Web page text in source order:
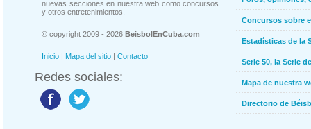
nuevas secciones en nuestra web como concursos
y otros entretenimientos.
© copyright 2009 - 2026 BeisbolEnCuba.com
Inicio | Mapa del sitio | Contacto
Redes sociales:
Concursos sobre
Estadísticas de la
Serie 50, la Serie
Mapa de nuestra
Directorio de